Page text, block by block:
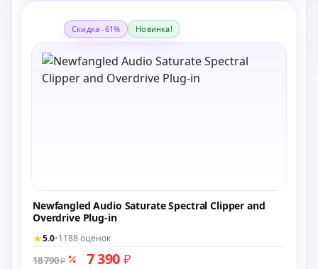
Скидка -61% Новинка!
Newfangled Audio Saturate Spectral Clipper and
Overdrive Plug-in
★5.0•1188 оценок
18 790₽ 7 390 ₽